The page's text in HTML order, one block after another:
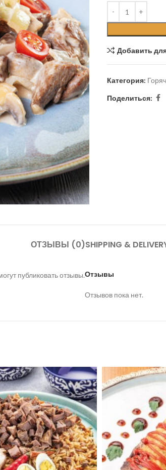
Добавить
Категория:
Поделиться:
ОТЗЫВЫ (0)SHIPPING &
Отзывы
Отзывов пока нет.
публиковать отзывы.